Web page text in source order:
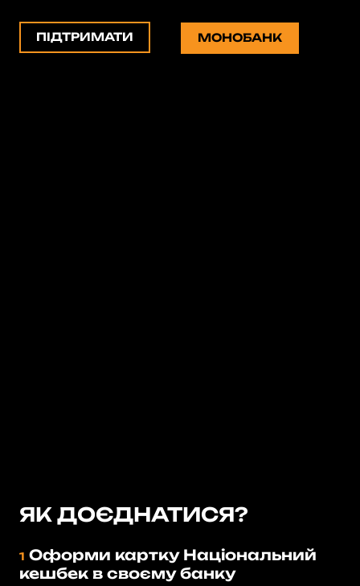
МОНОБАНК
ПІДТРИМАТИ
ЯК ДОЄДНАТИСЯ?
1 Оформи картку Національний
кешбек в своєму банку